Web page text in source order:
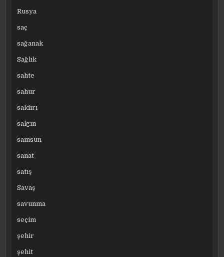
Rusya
saç
sağanak
Sağlık
sahte
sahur
saldırı
salgın
samsun
sanat
satış
Savaş
savunma
seçim
şehir
şehit